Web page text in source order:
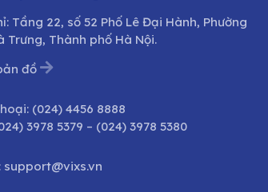
Tầng 22, số 52 Phố Lê Đại Hành, Phường
Trưng, Thành phố Hà Nội.
đồ
(024) 4456 8888
3978 5379 – (024) 3978 5380
support@vixs.vn